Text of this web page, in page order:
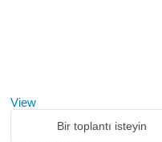
View
Bir toplantı isteyin